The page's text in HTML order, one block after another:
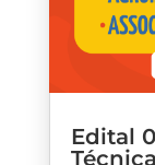
Edital